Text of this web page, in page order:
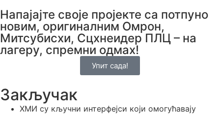
Напајајте своје пројекте са потпуно
новим, оригиналним Омрон,
Митсубисхи, Сцхнеидер ПЛЦ – на
лагеру, спремни одмах!
Упит сада!
Закључак
ХМИ су кључни интерфејси који омогућавају